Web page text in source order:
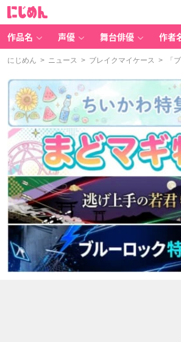
作品名 声優 舞台俳優 作者
にじめん > ニュース > ブレイクマイケース > 「